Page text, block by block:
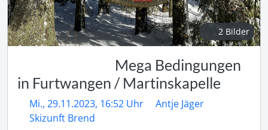
2 Bilder
Mega Bedingungen
in Furtwangen / Martinskapelle
Mi., 29.11.2023, 16:52 Uhr
Antje Jäger
Skizunft Brend